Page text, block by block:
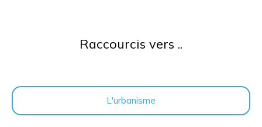
Raccourcis vers ..
L'urbanisme